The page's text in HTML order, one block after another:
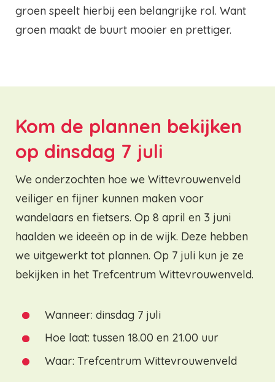
groen speelt hierbij een belangrijke rol. Want
groen maakt de buurt mooier en prettiger.
Kom de plannen bekijken
op dinsdag 7 juli
We onderzochten hoe we Wittevrouwenveld
veiliger en fijner kunnen maken voor
wandelaars en fietsers. Op 8 april en 3 juni
haalden we ideeën op in de wijk. Deze hebben
we uitgewerkt tot plannen. Op 7 juli kun je ze
bekijken in het Trefcentrum Wittevrouwenveld.
Wanneer: dinsdag 7 juli
Hoe laat: tussen 18.00 en 21.00 uur
Waar: Trefcentrum Wittevrouwenveld